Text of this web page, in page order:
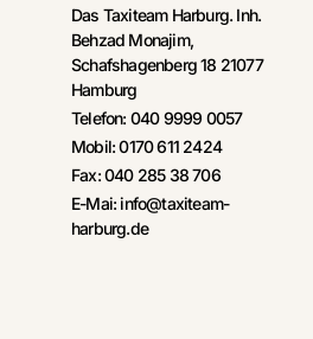
Das Taxiteam Harburg. Inh.
Behzad Monajim,
Schafshagenberg 18 21077
Hamburg
Telefon: 040 9999 0057
Mobil: 0170 611 2424
Fax: 040 285 38 706
E-Mai: info@taxiteam-
harburg.de